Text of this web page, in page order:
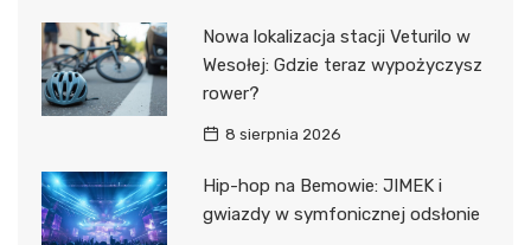
Nowa lokalizacja stacji Veturilo w
Wesołej: Gdzie teraz wypożyczysz
rower?
8 sierpnia 2026
Hip-hop na Bemowie: JIMEK i
gwiazdy w symfonicznej odsłonie